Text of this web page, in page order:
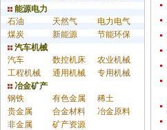
能源电力
石油
天然气
电力电气
煤炭
新能源
节能环保
汽车机械
汽车
数控机床
农业机械
工程机械
通用机械
专用机械
冶金矿产
钢铁
有色金属
稀土
贵金属
合金材料
冶金原料
非金属
矿产资源